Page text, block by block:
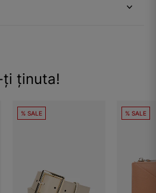
ți ținuta!
% SALE % SALE